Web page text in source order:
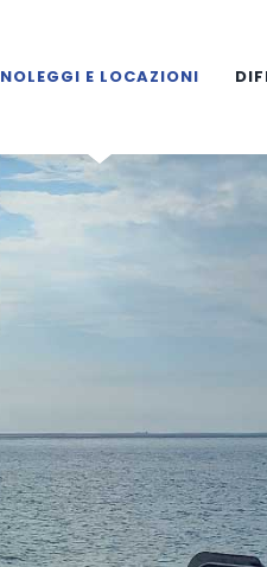
NOLEGGI E LOCAZIONI